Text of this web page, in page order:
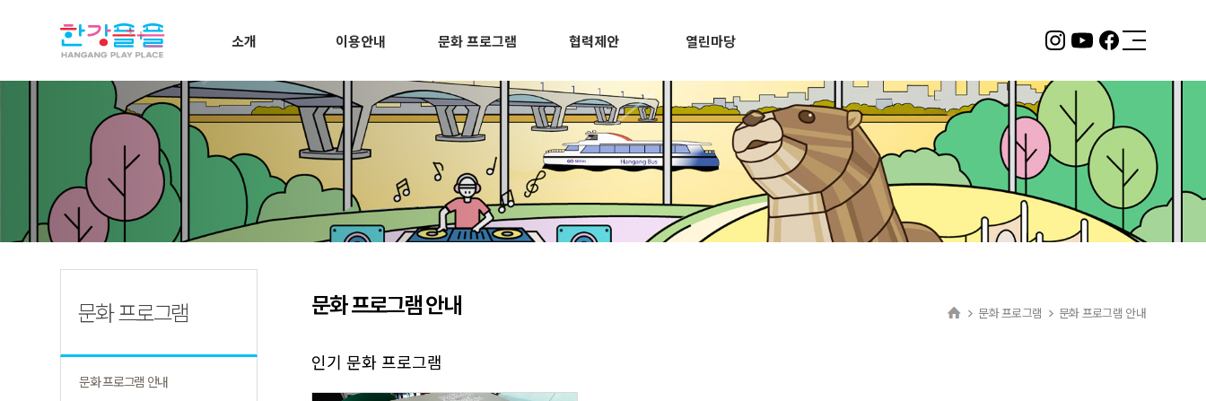
소개 이용안내 문화 프로그램 협력제안 열린마당
2층 서울형 키즈카페
뚝섬 자벌레점
바로 알아보기
문화 프로그램
문화 프로그램 안내
문화 프로그램 문화 프로그램 안내
문화 프로그램 안내
인기 문화 프로그램